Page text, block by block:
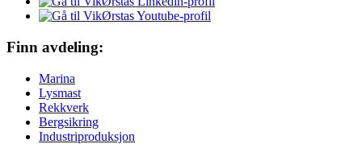
Finn avdeling:
Marina
Lysmast
Rekkverk
Bergsikring
Industriproduksjon